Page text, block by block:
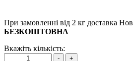
При замовленні від 2 кг доставка
БЕЗКОШТОВНА
Вкажіть кількість: